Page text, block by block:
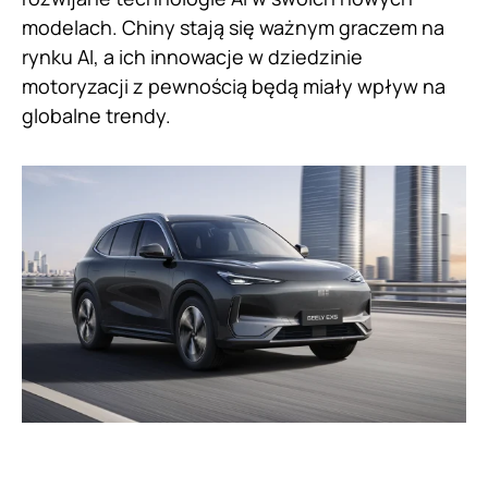
modelach. Chiny stają się ważnym graczem na
rynku AI, a ich innowacje w dziedzinie
motoryzacji z pewnością będą miały wpływ na
globalne trendy.